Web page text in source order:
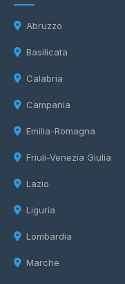
Abruzzo
Basilicata
Calabria
Campania
Emilia-Romagna
Friuli-Venezia Giulia
Lazio
Liguria
Lombardia
Marche